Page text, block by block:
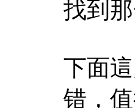
找到
下面
错，值